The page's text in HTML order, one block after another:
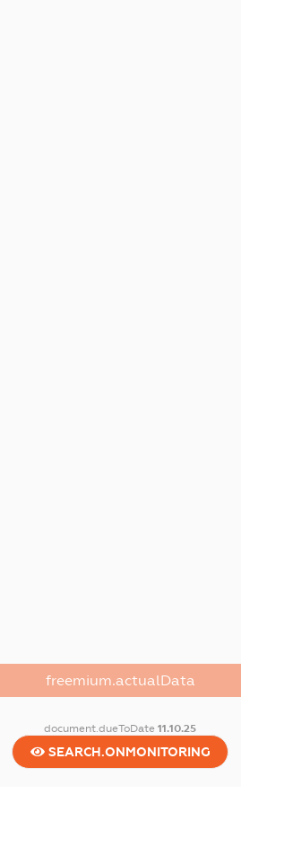
freemium.actualData
document.dueToDate11.10.25
SEARCH.ONMONITORING